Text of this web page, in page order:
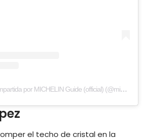
Una publicación compartida por MICHELIN Guide (official) (@michelinguide)
el techo de cristal en la